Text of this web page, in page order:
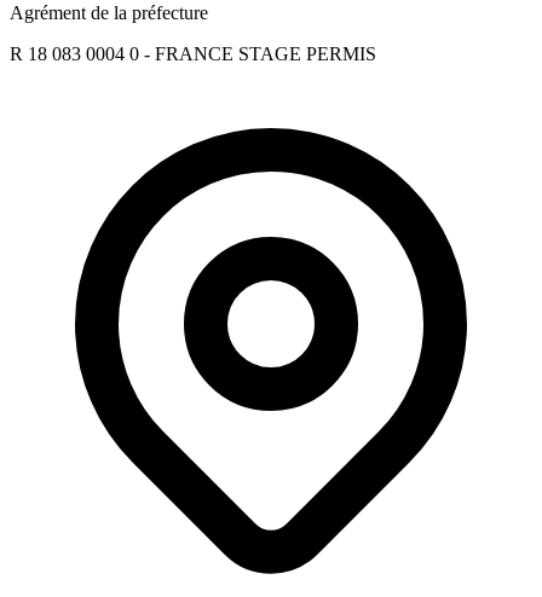
Agrément de la préfecture
R 18 083 0004 0 - FRANCE STAGE PERMIS